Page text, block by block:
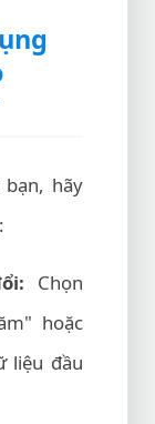
hãy
Chọn
hoặc
liệu đầu